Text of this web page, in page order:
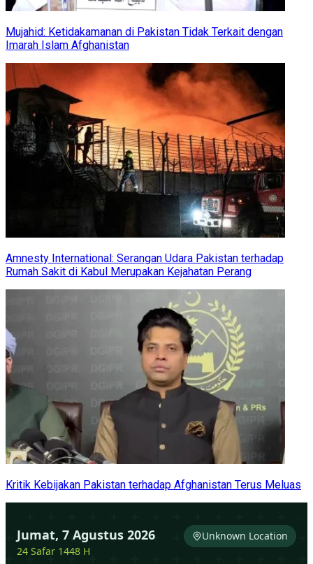
Mujahid: Ketidakamanan di Pakistan Tidak Terkait dengan
Imarah Islam Afghanistan
Amnesty International: Serangan Udara Pakistan terhadap
Rumah Sakit di Kabul Merupakan Kejahatan Perang
Kritik Kebijakan Pakistan terhadap Afghanistan Terus Meluas